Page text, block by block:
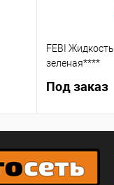
FEBI
зеленая****
Под заказ